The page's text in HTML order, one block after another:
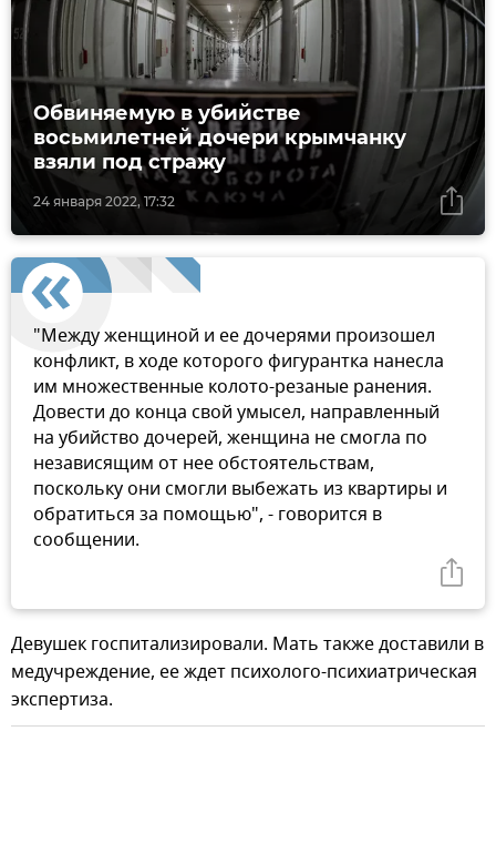
24 января 2022, 17:32
Обвиняемую в убийстве
восьмилетней дочери крымчанку
взяли под стражу
"Между женщиной и ее дочерями произошел
конфликт, в ходе которого фигурантка нанесла
им множественные колото-резаные ранения.
Довести до конца свой умысел, направленный
на убийство дочерей, женщина не смогла по
независящим от нее обстоятельствам,
поскольку они смогли выбежать из квартиры и
обратиться за помощью", - говорится в
сообщении.
Девушек госпитализировали. Мать также доставили в
медучреждение, ее ждет психолого-психиатрическая
экспертиза.